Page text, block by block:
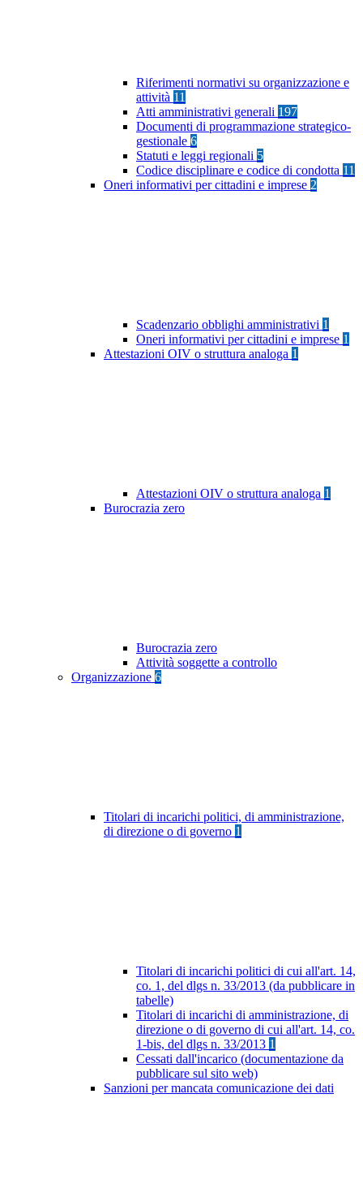
Riferimenti normativi su organizzazione e
attività 11
Atti amministrativi generali 197
Documenti di programmazione strategico-
gestionale 6
Statuti e leggi regionali 5
Codice disciplinare e codice di condotta 11
Oneri informativi per cittadini e imprese 2
Scadenzario obblighi amministrativi 1
Oneri informativi per cittadini e imprese 1
Attestazioni OIV o struttura analoga 1
Attestazioni OIV o struttura analoga 1
Burocrazia zero
Burocrazia zero
Attività soggette a controllo
Organizzazione 6
Titolari di incarichi politici, di amministrazione,
di direzione o di governo 1
Titolari di incarichi politici di cui all'art. 14,
co. 1, del dlgs n. 33/2013 (da pubblicare in
tabelle)
Titolari di incarichi di amministrazione, di
direzione o di governo di cui all'art. 14, co.
1-bis, del dlgs n. 33/2013 1
Cessati dall'incarico (documentazione da
pubblicare sul sito web)
Sanzioni per mancata comunicazione dei dati